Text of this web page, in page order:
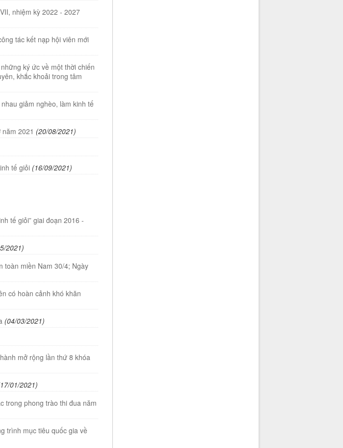
nhiệm kỳ 2022 - 2027
tác kết nạp hội viên mới
ký ức về một thời chiến
khắc khoải trong tâm
giảm nghèo, làm kinh tế
2021 (20/08/2021)
tế giỏi (16/09/2021)
tế giỏi” giai đoạn 2016 -
2021)
toàn miền Nam 30/4; Ngày
có hoàn cảnh khó khăn
(04/03/2021)
mở rộng lần thứ 8 khóa
01/2021)
trong phong trào thi đua năm
trình mục tiêu quốc gia về